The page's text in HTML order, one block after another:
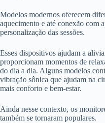
Modelos modernos oferecem
aquecimento e até conexão com
personalização das sessões.
Esses dispositivos ajudam a
proporcionam momentos de
do dia a dia. Alguns modelos
vibração sônica que ajudam na
mais conforto e bem-estar.
Ainda nesse contexto, os
também se tornaram populares.